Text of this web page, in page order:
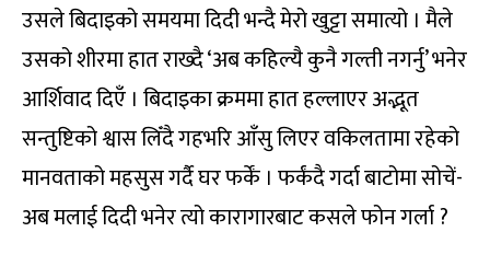
उसले बिदाइको समयमा दिदी भन्दै मेरो खुट्टा समात्यो । मैले
उसको शीरमा हात राख्दै ‘अब कहिल्यै कुनै गल्ती नगर्नु’ भनेर
आर्शिवाद दिएँ । बिदाइका क्रममा हात हल्लाएर अद्भूत
सन्तुष्टिको श्वास लिँदै गहभरि आँसु लिएर वकिलतामा रहेको
मानवताको महसुस गर्दै घर फर्कें । फर्कंदै गर्दा बाटोमा सोचें-
अब मलाई दिदी भनेर त्यो कारागारबाट कसले फोन गर्ला ?